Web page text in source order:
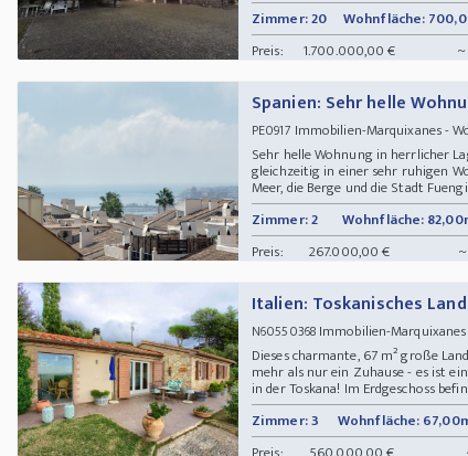
Zimmer: 20
Wohnfläche:
Preis:
1.700.000,00 €
Spanien: Sehr helle
PE0917 Immobilien-Marquixanes -
Sehr helle Wohnung in herrlicher
gleichzeitig in einer sehr ruhigen
Meer, die Berge und die Stadt
Zimmer: 2
Wohnfläche:
Preis:
267.000,00 €
Italien: Toskanisches
N60550368Immobilien-Marquixanes
Dieses charmante, 67 m² große
mehr als nur ein Zuhause - es ist
in der Toskana! Im Erdgeschoss
Zimmer: 3
Wohnfläche: